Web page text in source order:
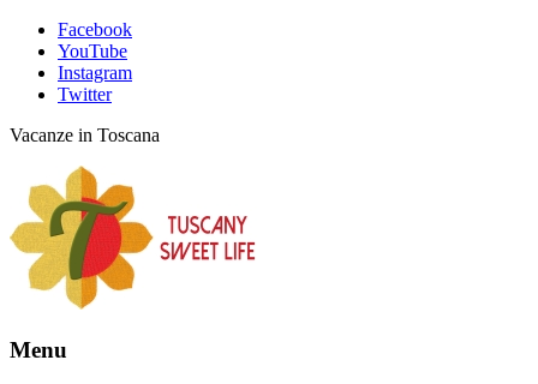
Facebook
YouTube
Instagram
Twitter
Vacanze in Toscana
Menu